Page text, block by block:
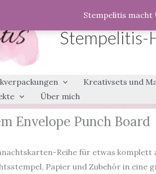
Stempelitis macht
Stempelitis-
Kreativsets und
Über mich
Envelope Punch Board
Reihe für etwas
Papier und Zubehör in